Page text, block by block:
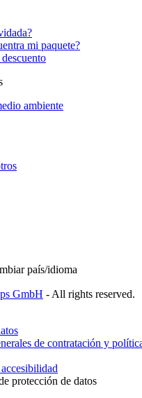
mi paquete?
ambiente
país/idioma
GmbH - All rights reserved.
de contratación y
protección de datos